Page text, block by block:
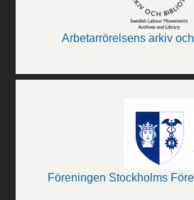
Arbetarrörelsens arkiv
Föreningen Stockholms